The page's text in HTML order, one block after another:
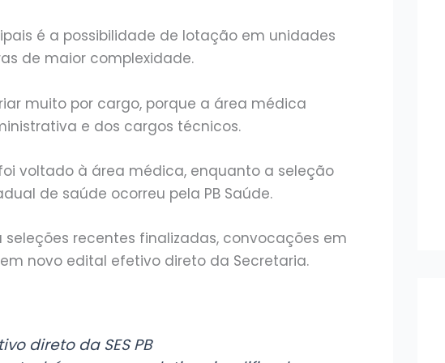
é a possibilidade de lotação em unidades
de maior complexidade.
muito por cargo, porque a área médica
e dos cargos técnicos.
voltado à área médica, enquanto a seleção
de saúde ocorreu pela PB Saúde.
recentes finalizadas, convocações em
novo edital efetivo direto da Secretaria.
direto da SES PB